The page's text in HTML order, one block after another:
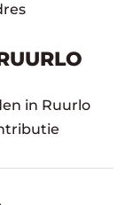
in Ruurlo